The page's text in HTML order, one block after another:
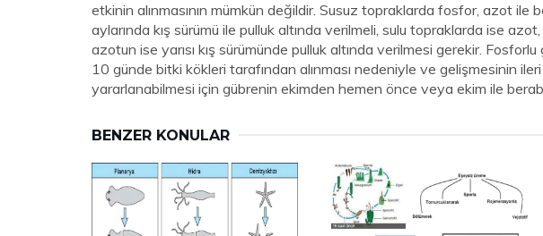
etkinin alınmasının mümkün değildir. Susuz topraklarda fosfor, azot ile
aylarında kış sürümü ile pulluk altında verilmeli, sulu topraklarda ise
azotun ise yarısı kış sürümünde pulluk altında verilmesi gerekir.
10 günde bitki kökleri tarafından alınması nedeniyle ve gelişmesinin
yararlanabilmesi için gübrenin ekimden hemen önce veya ekim ile
BENZER KONULAR